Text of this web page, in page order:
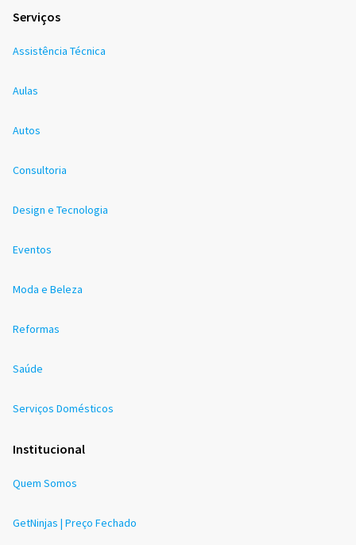
Serviços
Assistência Técnica
Aulas
Autos
Consultoria
Design e Tecnologia
Eventos
Moda e Beleza
Reformas
Saúde
Serviços Domésticos
Institucional
Quem Somos
GetNinjas | Preço Fechado